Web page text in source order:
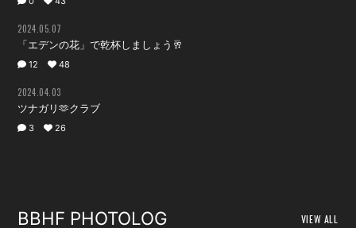
2024.05.07
「エデンの花」で乾杯しましょう🥂
12 48
2024.04.03
ツナガリ🫶クラブ
3 26
BBHF PHOTOLOG VIEW ALL